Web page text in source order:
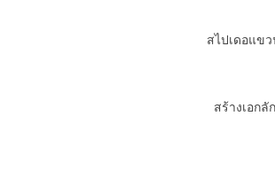
สไปเดอแข
สร้างเอก